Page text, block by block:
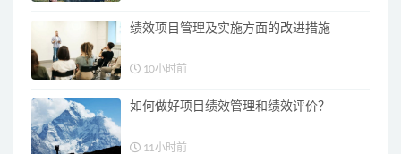
绩效项目管理及实施方面的改进措施
10小时前
如何做好项目绩效管理和绩效评价？
11小时前